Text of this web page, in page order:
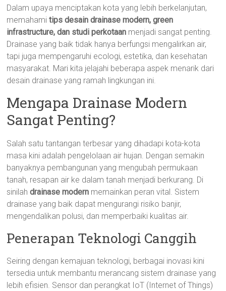
Dalam upaya menciptakan kota yang lebih berkelanjutan,
memahamitips desain drainase modern, green
infrastructure, dan studi perkotaan menjadi sangat penting.
Drainase yang baik tidak hanya berfungsi mengalirkan air,
tapi juga mempengaruhi ecologi, estetika, dan kesehatan
masyarakat. Mari kita jelajahi beberapa aspek menarik dari
desain drainase yang ramah lingkungan ini.
Mengapa Drainase Modern
Sangat Penting?
Salah satu tantangan terbesar yang dihadapi kota-kota
masa kini adalah pengelolaan air hujan. Dengan semakin
banyaknya pembangunan yang mengubah permukaan
tanah, resapan air ke dalam tanah menjadi berkurang. Di
sinilahdrainase modern memainkan peran vital. Sistem
drainase yang baik dapat mengurangi risiko banjir,
mengendalikan polusi, dan memperbaiki kualitas air.
Penerapan Teknologi Canggih
Seiring dengan kemajuan teknologi, berbagai inovasi kini
tersedia untuk membantu merancang sistem drainase yang
lebih efisien. Sensor dan perangkat IoT (Internet of Things)